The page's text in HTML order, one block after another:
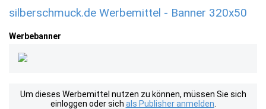
silberschmuck.de Werbemittel - Banner 320x50
Werbebanner
Um dieses Werbemittel nutzen zu können, müssen Sie sich
einloggen oder sich als Publisher anmelden